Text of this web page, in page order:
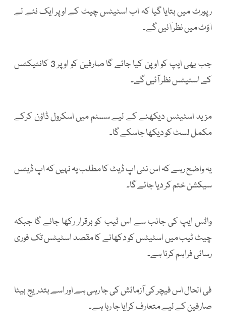
رپورٹ میں بتایا گیا کہ اب اسٹیٹس چیٹ کے اوپر ایک نئے لے
آؤٹ میں نظر آئیں گے۔
جب بھی ایپ کو اوپن کیا جائے گا صارفین کو اوپر 3 کانٹیکٹس
کے اسٹیٹس نظر آئیں گے۔
مزید اسٹیٹس دیکھنے کے لیے سسٹم میں اسکرول ڈاؤن کرکے
مکمل لسٹ کو دیکھا جاسکے گا۔
یہ واضح رہے کہ اس نئی اپ ڈیٹ کا مطلب یہ نہیں کہ اپ ڈیٹس
سیکشن ختم کر دیا جائے گا۔
واٹس ایپ کی جانب سے اس ٹیب کو برقرار رکھا جائے گا جبکہ
چیٹ ٹیب میں اسٹیٹس کو دکھانے کا مقصد اسٹیٹس تک فوری
رسائی فراہم کرنا ہے۔
فی الحال اس فیچر کی آزمائش کی جا رہی ہے اور اسے بتدریج بیٹا
صارفین کے لیے متعارف کرایا جا رہا ہے۔